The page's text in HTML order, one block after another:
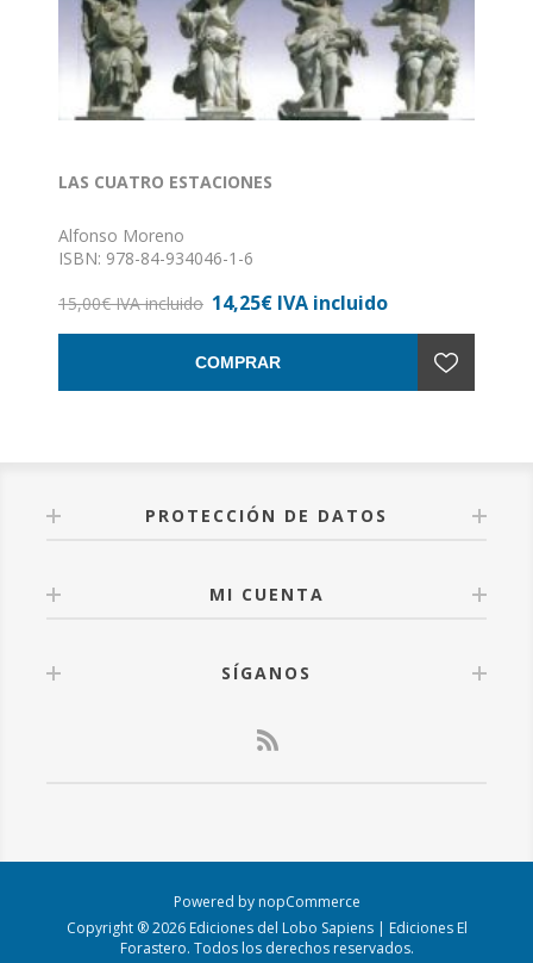
LAS CUATRO ESTACIONES
Alfonso Moreno
ISBN: 978-84-934046-1-6
Nº de páginas: 148
15,00€ IVA incluido 14,25€ IVA incluido
COMPRAR
PROTECCIÓN DE DATOS
MI CUENTA
SÍGANOS
Powered by nopCommerce
Copyright ® 2026 Ediciones del Lobo Sapiens | Ediciones El
Forastero. Todos los derechos reservados.